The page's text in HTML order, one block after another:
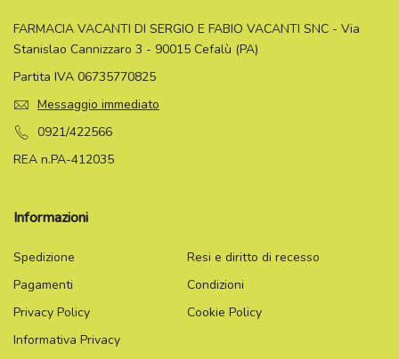
FARMACIA VACANTI DI SERGIO E FABIO VACANTI SNC - Via
Stanislao Cannizzaro 3 - 90015 Cefalù (PA)
Partita IVA 06735770825
Messaggio immediato
0921/422566
REA n.PA-412035
Informazioni
Spedizione
Resi e diritto di recesso
Pagamenti
Condizioni
Privacy Policy
Cookie Policy
Informativa Privacy